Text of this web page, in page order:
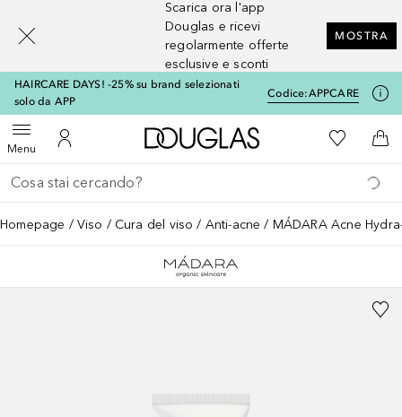
Scarica ora l'app
Douglas e ricevi
regolarmente offerte
esclusive e sconti
MOSTRA
HAIRCARE DAYS! -25% su brand selezionati
solo da APP
Codice:APPCARE
MenuApri menuAl Mio Account
A Douglas HomeAlla Mia
Al
Torna indietro
Esegui ricerca
Homepage Viso Cura del viso Anti-acne MÁDARA Acne
[navigation.slideout.screenreader]